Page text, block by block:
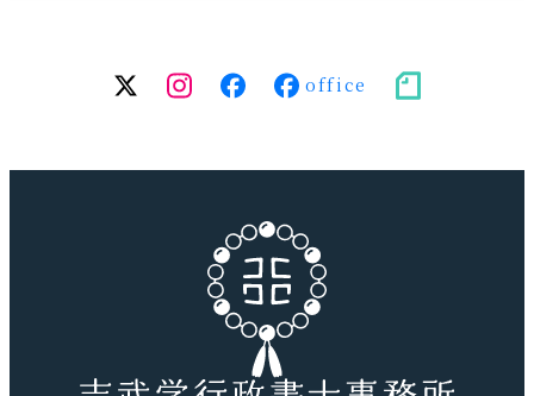
twitter
Instagram
facebook（個
人）
facebook（事
note